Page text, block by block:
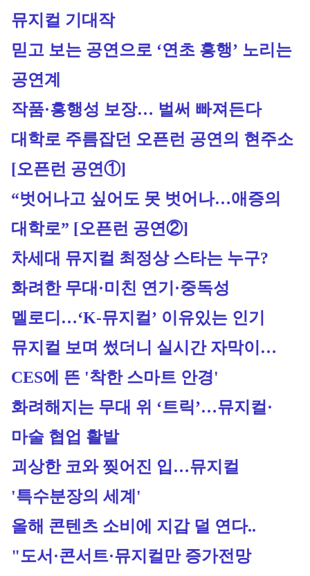
뮤지컬 기대작
믿고 보는 공연으로 ‘연초 흥행’ 노리는
공연계
작품·흥행성 보장… 벌써 빠져든다
대학로 주름잡던 오픈런 공연의 현주소
[오픈런 공연①]
“벗어나고 싶어도 못 벗어나…애증의
대학로” [오픈런 공연②]
차세대 뮤지컬 최정상 스타는 누구?
화려한 무대·미친 연기·중독성
멜로디…‘K-뮤지컬’ 이유있는 인기
뮤지컬 보며 썼더니 실시간 자막이…
CES에 뜬 '착한 스마트 안경'
화려해지는 무대 위 ‘트릭’…뮤지컬·
마술 협업 활발
괴상한 코와 찢어진 입…뮤지컬
'특수분장의 세계'
올해 콘텐츠 소비에 지갑 덜 연다..
"도서·콘서트·뮤지컬만 증가전망